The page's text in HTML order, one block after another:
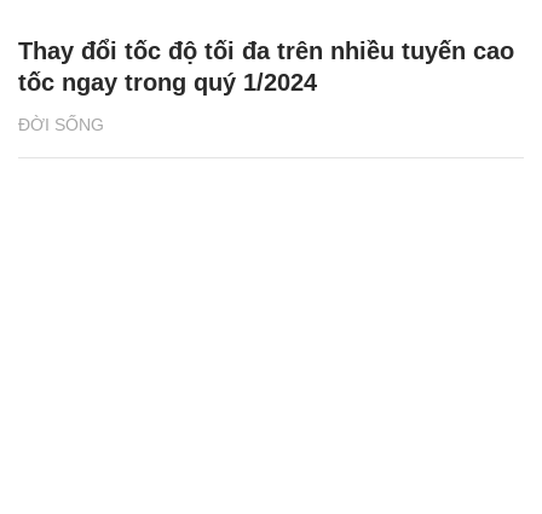
ĐỜI SỐNG
Thay đổi tốc độ tối đa trên nhiều tuyến cao
tốc ngay trong quý 1/2024